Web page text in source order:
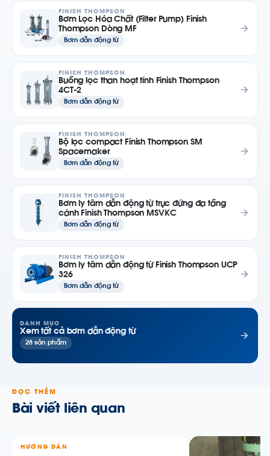
FINISH THOMPSON
Bơm Lọc Hóa Chất (Filter Pump) Finish
Thompson Dòng MF
Bơm dẫn động từ
FINISH THOMPSON
Buồng lọc than hoạt tính Finish Thompson
4CT-2
Bơm dẫn động từ
FINISH THOMPSON
Bộ lọc compact Finish Thompson SM
Spacemaker
Bơm dẫn động từ
FINISH THOMPSON
Bơm ly tâm dẫn động từ trục đứng đa tầng
cánh Finish Thompson MSVKC
Bơm dẫn động từ
FINISH THOMPSON
Bơm ly tâm dẫn động từ Finish Thompson UCP
326
Bơm dẫn động từ
DANH MỤC
Xem tất cả bơm dẫn động từ
28 sản phẩm
ĐỌC THÊM
Bài viết liên quan
HƯỚNG DẪN